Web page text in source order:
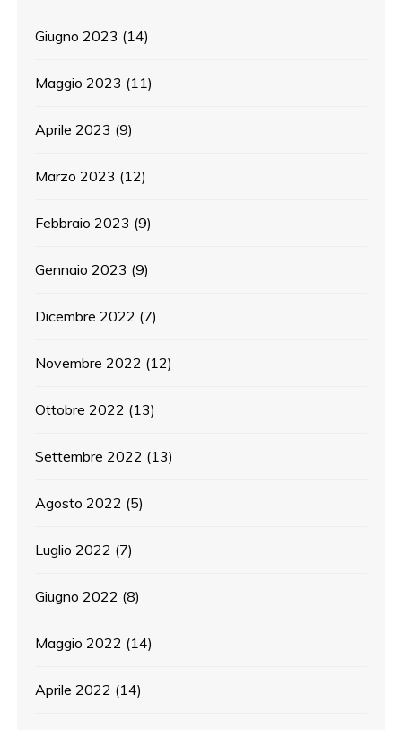
Giugno 2023 (14)
Maggio 2023 (11)
Aprile 2023 (9)
Marzo 2023 (12)
Febbraio 2023 (9)
Gennaio 2023 (9)
Dicembre 2022 (7)
Novembre 2022 (12)
Ottobre 2022 (13)
Settembre 2022 (13)
Agosto 2022 (5)
Luglio 2022 (7)
Giugno 2022 (8)
Maggio 2022 (14)
Aprile 2022 (14)